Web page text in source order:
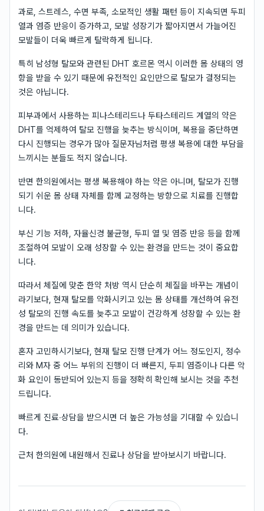
과로, 스트레스, 수면 부족, 소모적인 생활 패턴 등이 지속되면 두피
열과 염증 반응이 증가하고, 모발 성장기가 짧아지면서 가늘어진
모발들이 더욱 빠르게 탈락하게 됩니다.
특히 남성형 탈모와 관련된 DHT 호르몬 역시 이러한 몸 상태의 영
향을 받을 수 있기 때문에 유전적인 요인만으로 탈모가 결정되는
것은 아닙니다.
피부과에서 사용하는 피나스테리드나 두타스테리드 계열의 약은
DHT를 억제하여 탈모 진행을 늦추는 방식이며, 복용을 중단하면
다시 진행되는 경우가 많아 질문자님처럼 평생 복용에 대한 부담을
느끼시는 분들도 적지 않습니다.
반면 한의원에서는 평생 복용해야 하는 약은 아니며, 탈모가 진행
되기 쉬운 몸 상태 자체를 함께 교정하는 방향으로 치료를 진행합
니다.
부신 기능 저하, 자율신경 불균형, 두피 열 및 염증 반응 등을 함께
조절하여 모발이 오래 성장할 수 있는 환경을 만드는 것이 중요합
니다.
따라서 체질에 맞춘 한약 처방 역시 단순히 체질을 바꾸는 개념이
라기보다, 현재 탈모를 악화시키고 있는 몸 상태를 개선하여 유전
성 탈모의 진행 속도를 늦추고 모발이 건강하게 성장할 수 있는 환
경을 만드는 데 의미가 있습니다.
혼자 고민하시기보다, 현재 탈모 진행 단계가 어느 정도인지, 정수
리와 M자 중 어느 부위의 진행이 더 빠른지, 두피 염증이나 다른 악
화 요인이 동반되어 있는지 등을 정확히 확인해 보시는 것을 추천
드립니다.
빠르게 진료‧상담을 받으시면 더 높은 가능성을 기대할 수 있습니
다.
근처 한의원에 내원해서 진료나 상담을 받아보시기 바랍니다.